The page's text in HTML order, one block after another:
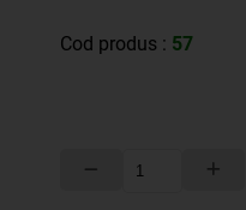
Cod produs : 57